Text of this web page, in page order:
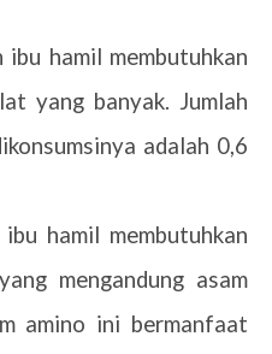
ibu hamil membutuhkan
yang banyak. Jumlah
adalah 0,6
hamil membutuhkan
mengandung asam
amino ini bermanfaat